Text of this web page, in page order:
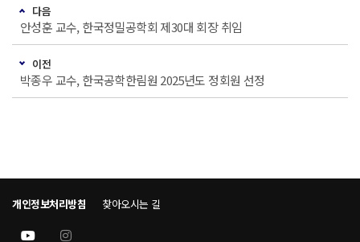
다음
안성훈 교수, 한국정밀공학회 제30대 회장 취임
이전
박종우 교수, 한국공학한림원 2025년도 정회원 선정
개인정보처리방침 찾아오시는 길